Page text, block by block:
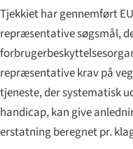
Tjekkiet har gennemført
repræsentative søgsmål,
repræsentative krav på
tjeneste, der systematisk
handicap, kan give
erstatning beregnet pr.